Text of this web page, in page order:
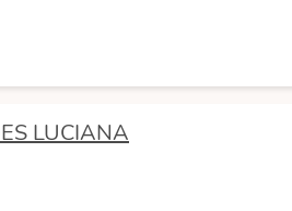
LUCIANA